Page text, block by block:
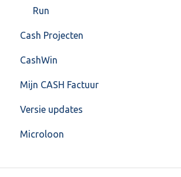
Run
Cash Projecten
CashWin
Overig
Mijn CASH Factuur
Facturatie Loonportal( CASH Lonen)
Mijn CASH factuur
Versie updates
CashWeb updates 2025
Microloon